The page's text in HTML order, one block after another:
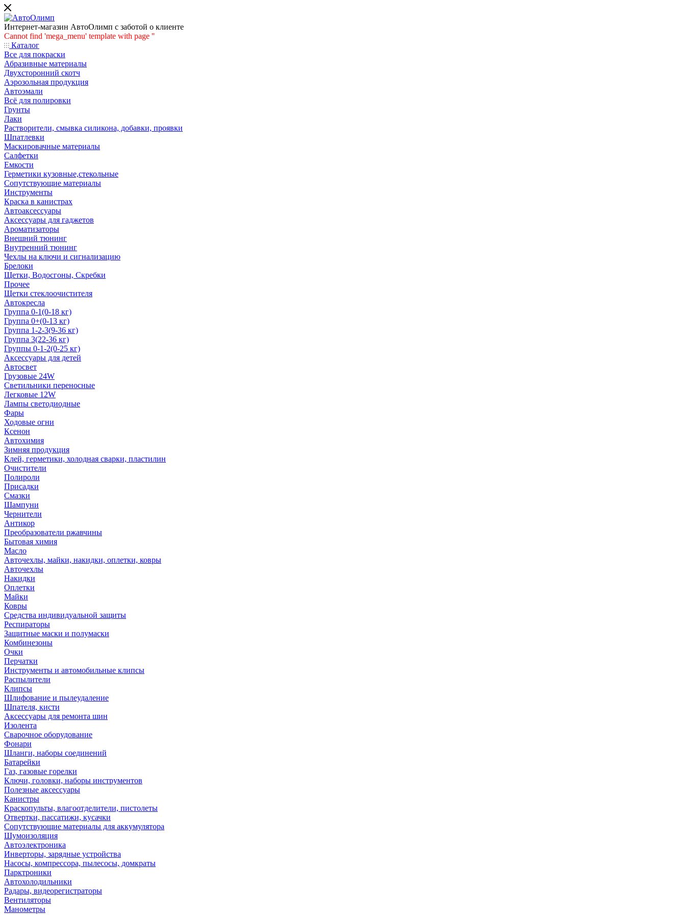
Интернет-магазин АвтоОлимп с заботой о клиенте
Cannot find 'mega_menu' template with page ''
Каталог
Все для покраски
Абразивные материалы
Двухсторонний скотч
Аэрозольная продукция
Автоэмали
Всё для полировки
Грунты
Лаки
Растворители, смывка силикона, добавки, проявки
Шпатлевки
Маскировачные материалы
Салфетки
Емкости
Герметики кузовные,стекольные
Сопутствующие материалы
Инструменты
Краска в канистрах
Автоаксессуары
Аксессуары для гаджетов
Ароматизаторы
Внешний тюнинг
Внутренний тюнинг
Чехлы на ключи и сигнализацию
Брелоки
Щетки, Водосгоны, Скребки
Прочее
Щетки стеклоочистителя
Автокресла
Группа 0-1(0-18 кг)
Группа 0+(0-13 кг)
Группа 1-2-3(9-36 кг)
Группа 3(22-36 кг)
Группы 0-1-2(0-25 кг)
Аксессуары для детей
Автосвет
Грузовые 24W
Светильники переносные
Легковые 12W
Лампы светодиодные
Фары
Ходовые огни
Ксенон
Автохимия
Зимняя продукция
Клей, герметики, холодная сварки, пластилин
Очистители
Полироли
Присадки
Смазки
Шампуни
Чернители
Антикор
Преобразователи ржавчины
Бытовая химия
Масло
Авточехлы, майки, накидки, оплетки, ковры
Авточехлы
Накидки
Оплетки
Майки
Ковры
Средства индивидуальной защиты
Респираторы
Защитные маски и полумаски
Комбинезоны
Очки
Перчатки
Инструменты и автомобильные клипсы
Распылители
Клипсы
Шлифование и пылеудаление
Шпателя, кисти
Аксессуары для ремонта шин
Изолента
Сварочное оборудование
Фонари
Шланги, наборы соединений
Батарейки
Газ, газовые горелки
Ключи, головки, наборы инструментов
Полезные аксессуары
Канистры
Краскопульты, влагоотделители, пистолеты
Отвертки, пассатижи, кусачки
Сопутствующие материалы для аккумулятора
Шумоизоляция
Автоэлектроника
Инверторы, зарядные устройства
Насосы, компрессора, пылесосы, домкраты
Парктроники
Автохолодильники
Радары, видеорегистраторы
Вентиляторы
Манометры